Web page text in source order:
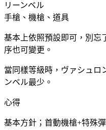
リーンベル
手槍、機槍、道具
基本上依照預設即可，別忘
序也可變更。
當同樣等級時，ヴァシュロ
ンベル最少。
心得
基本方針；首動機槍+特殊